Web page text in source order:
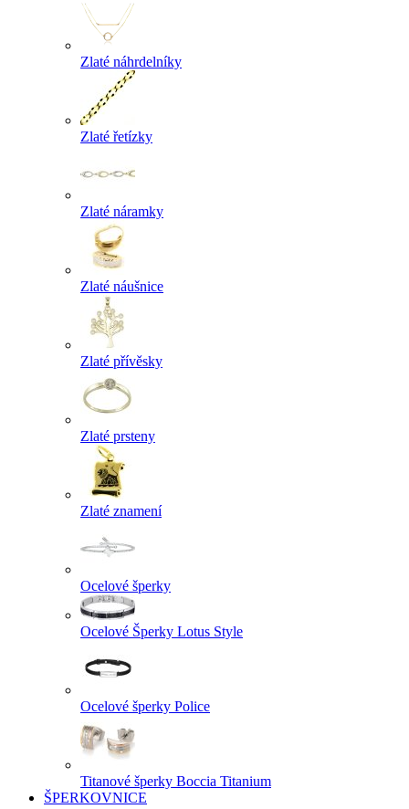
Zlaté náhrdelníky
Zlaté řetízky
Zlaté náramky
Zlaté náušnice
Zlaté přívěsky
Zlaté prsteny
Zlaté znamení
Ocelové šperky
Ocelové Šperky Lotus Style
Ocelové šperky Police
Titanové šperky Boccia Titanium
ŠPERKOVNICE